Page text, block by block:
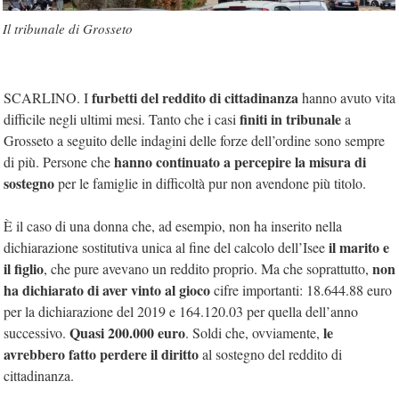
Il tribunale di Grosseto
SCARLINO. Ifurbetti del reddito di cittadinanzahanno avuto vita
difficile negli ultimi mesi. Tanto che i casi finiti in tribunalea
Grosseto a seguito delle indagini delle forze dell’ordine sono sempre
di più. Persone chehanno continuato a percepire la misura di
sostegnoper le famiglie in difficoltà pur non avendone più titolo.
È il caso di una donna che, ad esempio, non ha inserito nella
dichiarazione sostitutiva unica al fine del calcolo dell’Iseeil marito e
il figlio, che pure avevano un reddito proprio. Ma che soprattutto, non
ha dichiarato di aver vinto al giococifre importanti: 18.644.88 euro
per la dichiarazione del 2019 e 164.120.03 per quella dell’anno
successivo. Quasi 200.000 euro. Soldi che, ovviamente, le
avrebbero fatto perdere il dirittoal sostegno del reddito di
cittadinanza.